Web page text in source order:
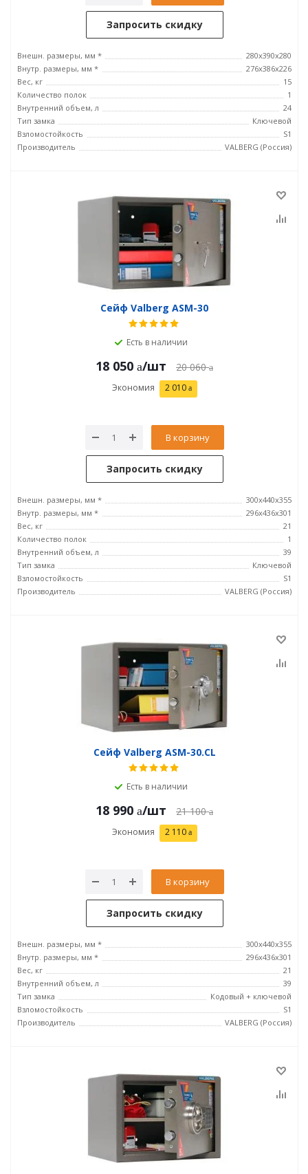
Запросить скидку
Внешн. размеры, мм *
280x390x280
Внутр. размеры, мм *
276х386х226
Вес, кг
15
Количество полок
1
Внутренний объем, л
24
Тип замка
Ключевой
Взломостойкость
S1
Производитель
VALBERG (Россия)
Сейф Valberg ASM-30
Есть в наличии
18 050 /шт 20 060
Экономия 2 010
В корзину
Запросить скидку
Внешн. размеры, мм *
300x440x355
Внутр. размеры, мм *
296х436х301
Вес, кг
21
Количество полок
1
Внутренний объем, л
39
Тип замка
Ключевой
Взломостойкость
S1
Производитель
VALBERG (Россия)
Сейф Valberg ASM-30.CL
Есть в наличии
18 990 /шт 21 100
Экономия 2 110
В корзину
Запросить скидку
Внешн. размеры, мм *
300x440x355
Внутр. размеры, мм *
296х436х301
Вес, кг
21
Внутренний объем, л
39
Тип замка
Кодовый + ключевой
Взломостойкость
S1
Производитель
VALBERG (Россия)